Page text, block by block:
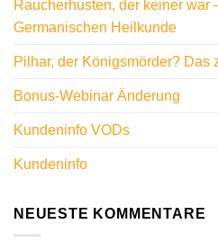
Raucherhusten, der keiner war
Germanischen Heilkunde
Pilhar, der Königsmörder? Das
Bonus-Webinar Änderung
Kundeninfo VODs
Kundeninfo
NEUESTE KOMMENTARE